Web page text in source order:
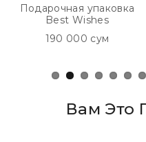
Подарочная упаковка
Best Wishes
190 000 сум
Вам Это